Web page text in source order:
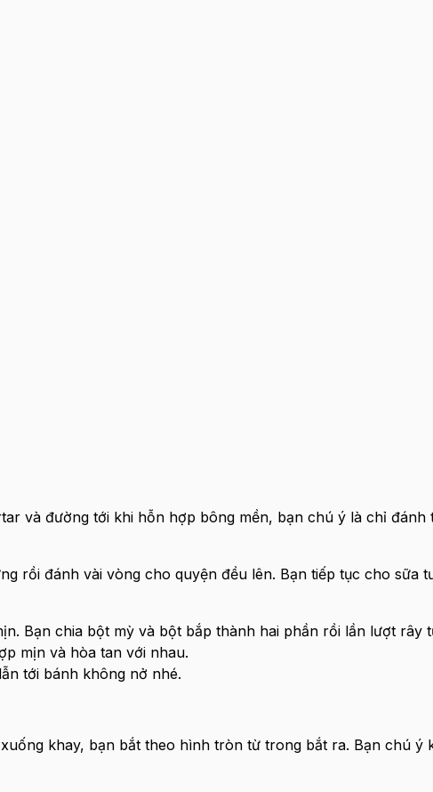
và đường tới khi hỗn hợp bông mền, bạn chú ý là chỉ đánh
rồi đánh vài vòng cho quyện đều lên. Bạn tiếp tục cho sữa
Bạn chia bột mỳ và bột bắp thành hai phần rồi lần lượt rây
mịn và hòa tan với nhau.
tới bánh không nở nhé.
khay, bạn bắt theo hình tròn từ trong bắt ra. Bạn chú ý